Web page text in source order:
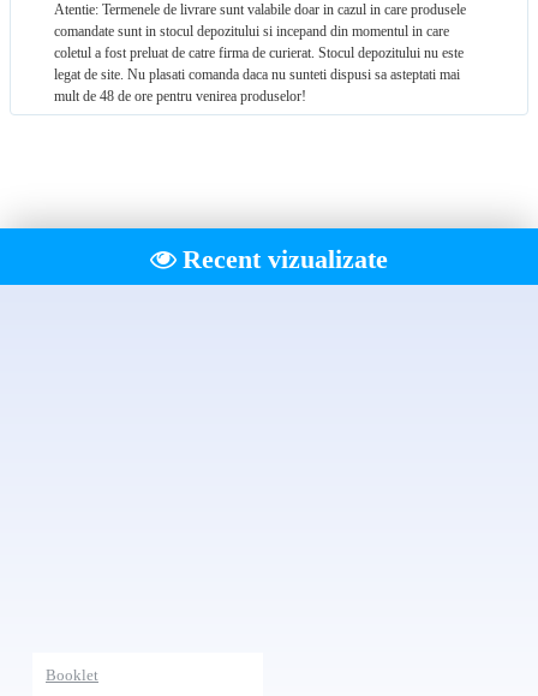
Atentie: Termenele de livrare sunt valabile doar in cazul in care produsele
comandate sunt in stocul depozitului si incepand din momentul in care
coletul a fost preluat de catre firma de curierat. Stocul depozitului nu este
legat de site. Nu plasati comanda daca nu sunteti dispusi sa asteptati mai
mult de 48 de ore pentru venirea produselor!
Recent vizualizate
Booklet